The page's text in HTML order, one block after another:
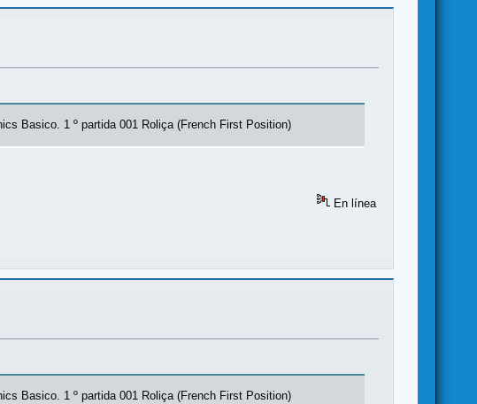
Basico. 1 º partida 001 Roliça (French First Position)
En línea
Basico. 1 º partida 001 Roliça (French First Position)